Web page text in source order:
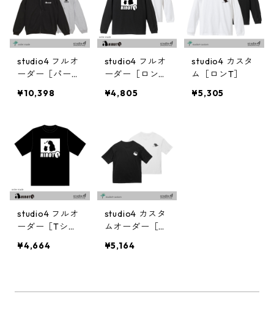
studio4 フルオ
ーダー［パーカ
¥10,398
studio4 フルオ
ーダー［ロン
¥4,805
studio4 カスタ
ム［ロンT］
¥5,305
studio4 フルオ
ーダー［Tシャ
¥4,664
studio4 カスタ
ムオーダー［T
¥5,164